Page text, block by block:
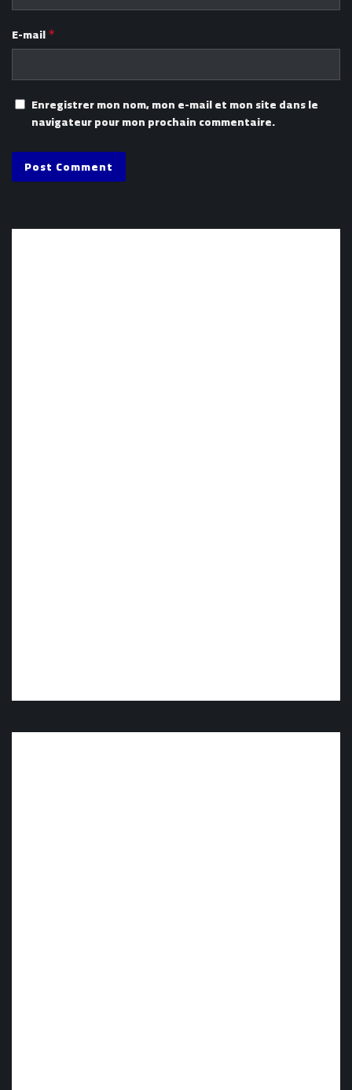
E-mail *
Enregistrer mon nom, mon e-mail et mon site dans le
navigateur pour mon prochain commentaire.